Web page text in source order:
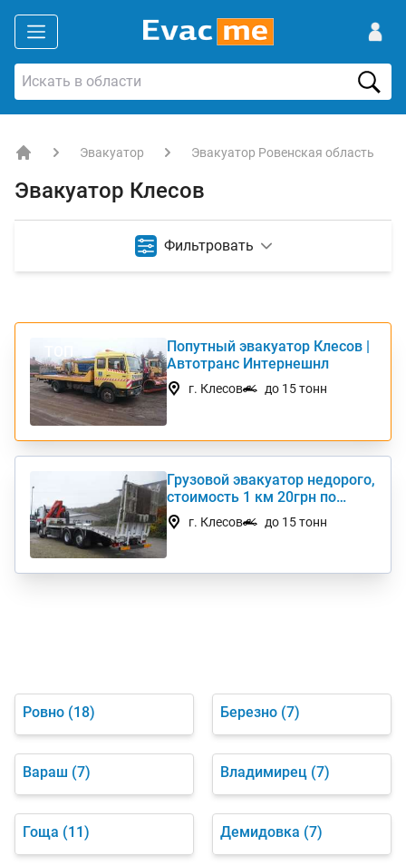
Эвакуатор Эвакуатор Ровенская область
Эвакуатор Клесов
Фильтровать
Попутный эвакуатор Клесов |
Автотранс Интернешнл
г. Клесов до 15 тонн
Грузовой эвакуатор недорого,
стоимость 1 км 20грн по
Украине
г. Клесов до 15 тонн
Ровно (18) Березно (7)
Вараш (7) Владимирец (7)
Гоща (11) Демидовка (7)